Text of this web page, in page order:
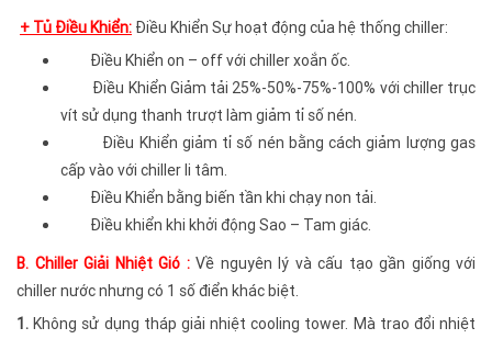
+ Tủ Điều Khiển: Điều Khiển Sự hoạt động của hệ thống chiller:
Điều Khiển on – off với chiller xoắn ốc.
Điều Khiển Giảm tải 25%-50%-75%-100% với chiller trục
vít sử dụng thanh trượt làm giảm tỉ số nén.
Điều Khiển giảm tỉ số nén bằng cách giảm lượng gas
cấp vào với chiller li tâm.
Điều Khiển bằng biến tần khi chạy non tải.
Điều khiển khi khởi động Sao – Tam giác.
B. Chiller Giải Nhiệt Gió : Về nguyên lý và cấu tạo gần giống với
chiller nước nhưng có 1 số điển khác biệt.
1.Không sử dụng tháp giải nhiệt cooling tower. Mà trao đổi nhiệt